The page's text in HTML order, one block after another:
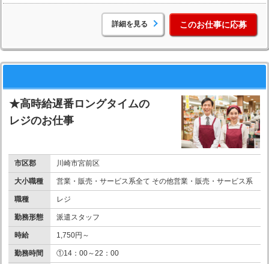
詳細を見る このお仕事に応募
★高時給遅番ロングタイムの
レジのお仕事
市区郡 川崎市宮前区
大小職種 営業・販売・サービス系全て その他営業・販売・サービス系
職種 レジ
勤務形態 派遣スタッフ
時給 1,750円～
勤務時間 ①14：00～22：00